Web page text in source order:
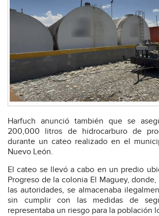
Harfuch anunció también que se
200,000 litros de hidrocarburo de
durante un cateo realizado en el
Nuevo León.
El cateo se llevó a cabo en un predio
Progreso de la colonia El Maguey,
las autoridades, se almacenaba
sin cumplir con las medidas de
representaba un riesgo para la población